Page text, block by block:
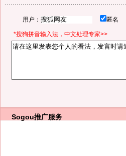
用户： 匿名
*搜狗拼音输入法，中文处理专家>>
Sogou推广服务